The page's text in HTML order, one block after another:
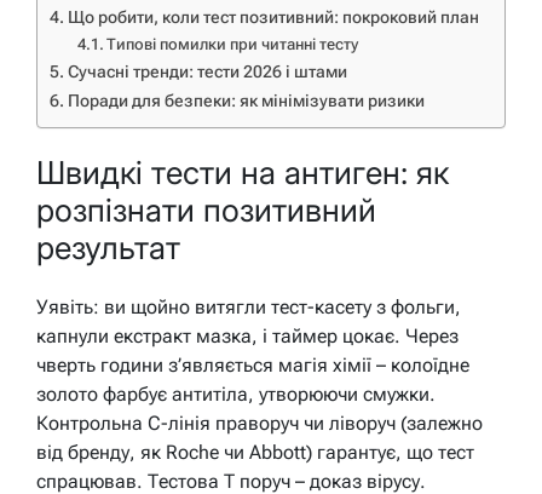
Що робити, коли тест позитивний: покроковий план
Типові помилки при читанні тесту
Сучасні тренди: тести 2026 і штами
Поради для безпеки: як мінімізувати ризики
Швидкі тести на антиген: як
розпізнати позитивний
результат
Уявіть: ви щойно витягли тест-касету з фольги,
капнули екстракт мазка, і таймер цокає. Через
чверть години з’являється магія хімії – колоїдне
золото фарбує антитіла, утворюючи смужки.
Контрольна C-лінія праворуч чи ліворуч (залежно
від бренду, як Roche чи Abbott) гарантує, що тест
спрацював. Тестова T поруч – доказ вірусу.